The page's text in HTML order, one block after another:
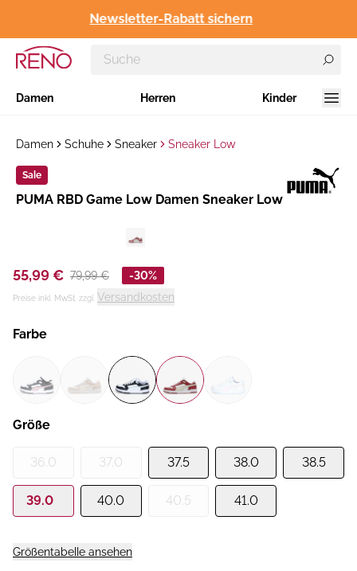
Newsletter-Rabatt sichern
Damen Herren Kinder
Damen Schuhe Sneaker Sneaker Low
Sale
Hersteller:
​PUMA RBD Game Low Damen Sneaker Low
55,99 € 79,99 € -30%
Preise inkl. MwSt. zzgl. Versandkosten
Farbe
Größe
36.0 37.0 37.5 38.0 38.5
39.0 40.0 40.5 41.0
Größentabelle ansehen